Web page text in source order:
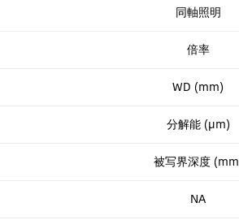
同軸照明
倍率
WD (mm)
分解能 (µm)
被写界深度
NA